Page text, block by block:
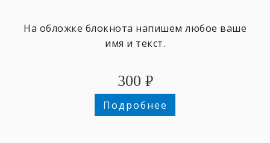
На обложке блокнота напишем любое ваше
имя и текст.
300 ₽
Подробнее